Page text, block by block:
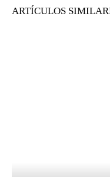
ARTÍCULOS